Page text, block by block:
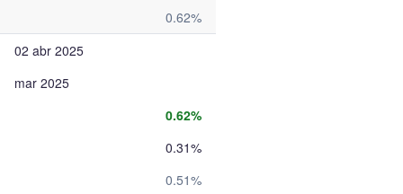
0.62%
02 abr 2025
mar 2025
0.62%
0.31%
0.51%